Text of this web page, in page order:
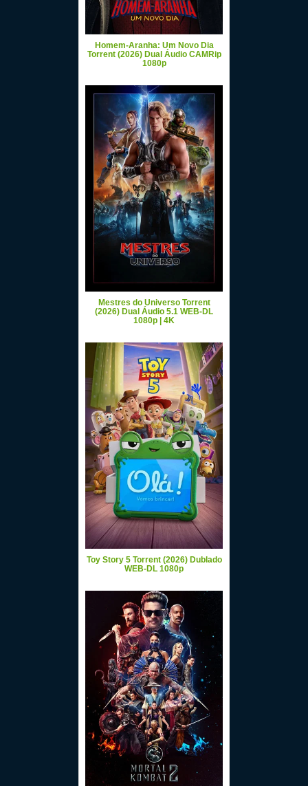
Homem-Aranha: Um Novo Dia
Torrent (2026) Dual Áudio CAMRip
1080p
Mestres do Universo Torrent
(2026) Dual Áudio 5.1 WEB-DL
1080p | 4K
Toy Story 5 Torrent (2026) Dublado
WEB-DL 1080p